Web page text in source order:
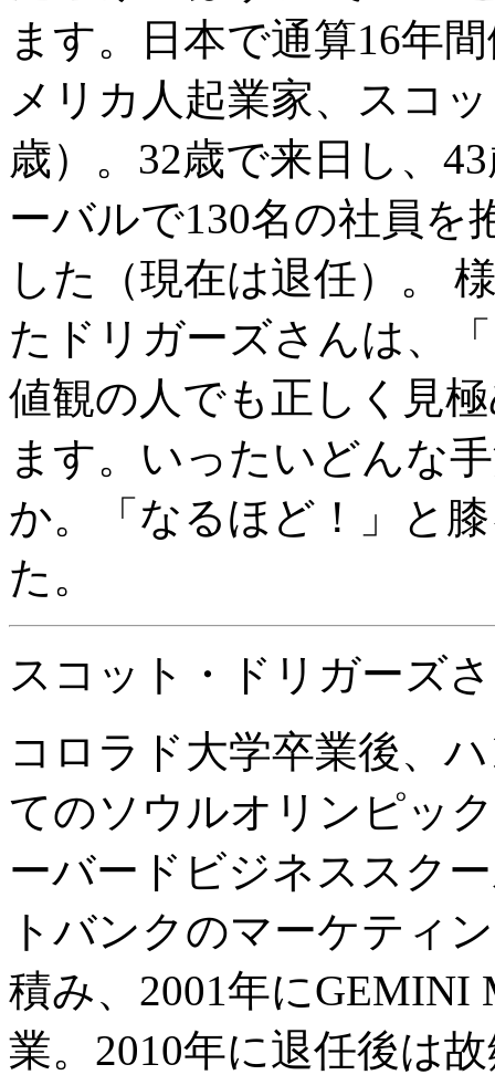
ます。日本で通算16年
メリカ人起業家、スコ
歳）。32歳で来日し、
ーバルで130名の社員を
した（現在は退任）。
たドリガーズさんは、
値観の人でも正しく見
ます。いったいどんな
か。「なるほど！」と
た。
スコット・ドリガーズ
コロラド大学卒業後、
てのソウルオリンピッ
ーバードビジネススク
トバンクのマーケティ
積み、2001年にGEMINI
業。2010年に退任後は